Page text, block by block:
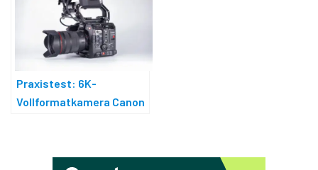
Praxistest: 6K-
Vollformatkamera Canon